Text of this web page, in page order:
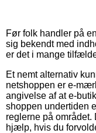
Før folk handler på
sig bekendt med
er det i mange
Et nemt alternativ
netshoppen er e-
angivelse af at e-
shoppen undertiden
reglerne på området.
hjælp, hvis du